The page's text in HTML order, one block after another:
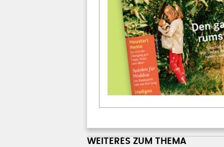
WEITERES ZUM THEMA